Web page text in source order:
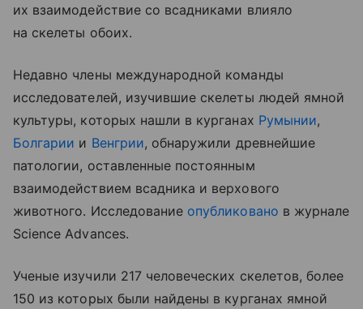
их взаимодействие со всадниками влияло
на скелеты обоих.
Недавно члены международной команды
исследователей, изучившие скелеты людей ямной
культуры, которых нашли в курганах Румынии,
Болгарии и Венгрии, обнаружили древнейшие
патологии, оставленные постоянным
взаимодействием всадника и верхового
животного. Исследование опубликовано в журнале
Science Advances.
Ученые изучили 217 человеческих скелетов, более
150 из которых были найдены в курганах ямной